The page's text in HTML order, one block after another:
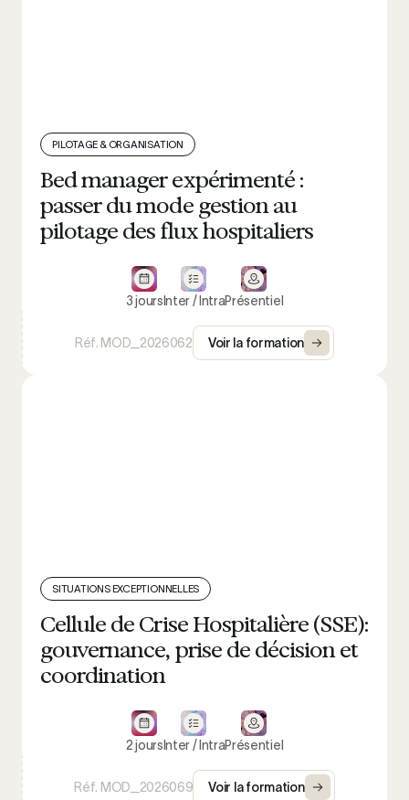
PILOTAGE & ORGANISATION
Bed manager expérimenté :
passer du mode gestion au
pilotage des flux hospitaliers
3 joursInter / IntraPrésentiel
Voir la formation
Réf. MOD_2026062
SITUATIONS EXCEPTIONNELLES
Cellule de Crise Hospitalière (SSE):
gouvernance, prise de décision et
coordination
2 joursInter / IntraPrésentiel
Voir la formation
Réf. MOD_2026069